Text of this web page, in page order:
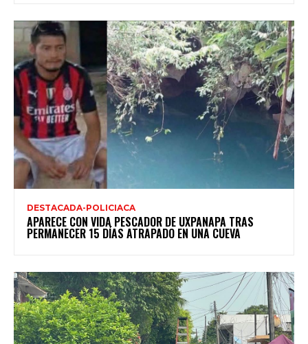
DESTACADA-POLICIACA
APARECE CON VIDA PESCADOR DE UXPANAPA TRAS
PERMANECER 15 DÍAS ATRAPADO EN UNA CUEVA